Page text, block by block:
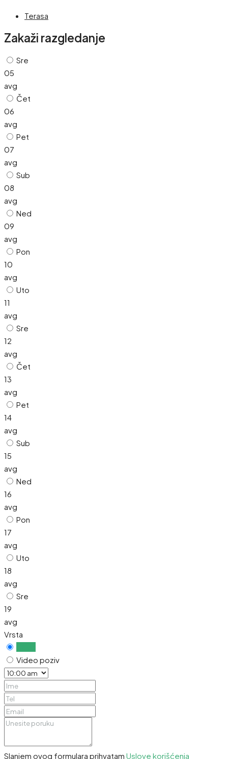
Terasa
Zakaži razgledanje
Sre
05
avg
Čet
06
avg
Pet
07
avg
Sub
08
avg
Ned
09
avg
Pon
10
avg
Uto
11
avg
Sre
12
avg
Čet
13
avg
Pet
14
avg
Sub
15
avg
Ned
16
avg
Pon
17
avg
Uto
18
avg
Sre
19
avg
Vrsta
Video poziv
Slanjem ovog formulara prihvatam Uslove korišćenja